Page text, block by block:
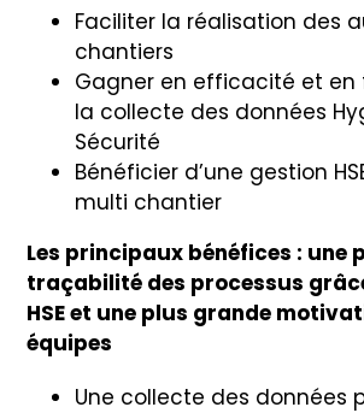
Faciliter la réalisation des
chantiers
Gagner en efficacité et en
la collecte des données
Sécurité
Bénéficier d’une gestion
multi chantier
Les principaux bénéfices : une
traçabilité des processus
HSE et une plus grande
équipes
Une collecte des données